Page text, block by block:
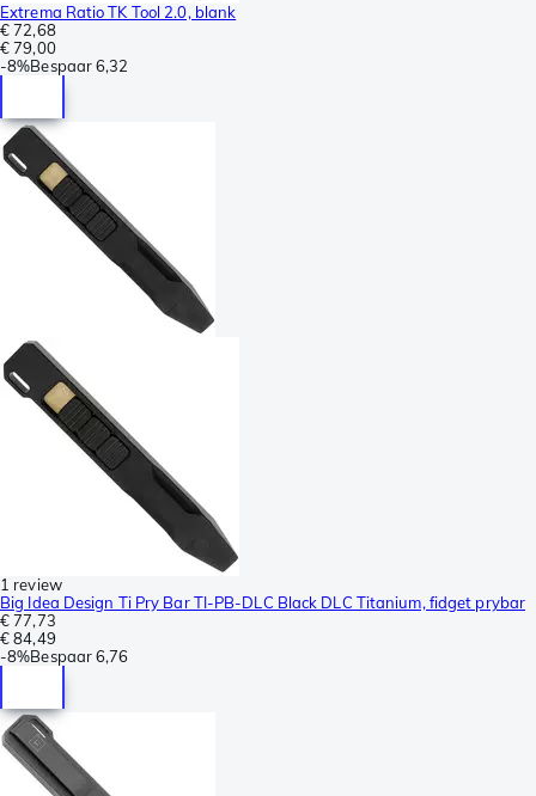
Extrema Ratio TK Tool 2.0, blank
€ 72,68
€ 79,00
-8%Bespaar6,32
1 review
Big Idea Design Ti Pry Bar TI-PB-DLC Black DLC Titanium, fidget prybar
€ 77,73
€ 84,49
-8%Bespaar6,76